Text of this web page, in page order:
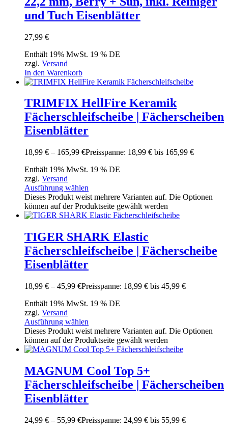
und Tuch Eisenblätter
27,99 €
Enthält 19% MwSt. 19 % DE
zzgl. Versand
In den Warenkorb
TRIMFIX HellFire Keramik
Fächerschleifscheibe | Fächerscheiben
Eisenblätter
18,99 € – 165,99 €Preisspanne: 18,99 € bis 165,99 €
Enthält 19% MwSt. 19 % DE
zzgl. Versand
Ausführung wählen
Dieses Produkt weist mehrere Varianten auf. Die Optionen
können auf der Produktseite gewählt werden
TIGER SHARK Elastic
Fächerschleifscheibe | Fächerscheibe
Eisenblätter
18,99 € – 45,99 €Preisspanne: 18,99 € bis 45,99 €
Enthält 19% MwSt. 19 % DE
zzgl. Versand
Ausführung wählen
Dieses Produkt weist mehrere Varianten auf. Die Optionen
können auf der Produktseite gewählt werden
MAGNUM Cool Top 5+
Fächerschleifscheibe | Fächerscheiben
Eisenblätter
24,99 € – 55,99 €Preisspanne: 24,99 € bis 55,99 €